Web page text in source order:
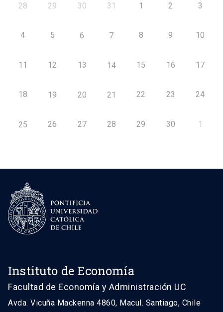
28 29 30 31 1 2 3
4 5 6 7 8 9 10
11 12 13 14 15 16 17
18 19 20 21 22 23 24
25 26 27 28 29 30 1
Instituto de Economía
Facultad de Economía y Administración UC
Avda. Vicuña Mackenna 4860, Macul. Santiago, Chile